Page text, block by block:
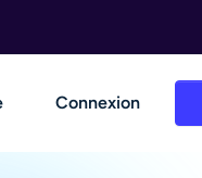
Connexion